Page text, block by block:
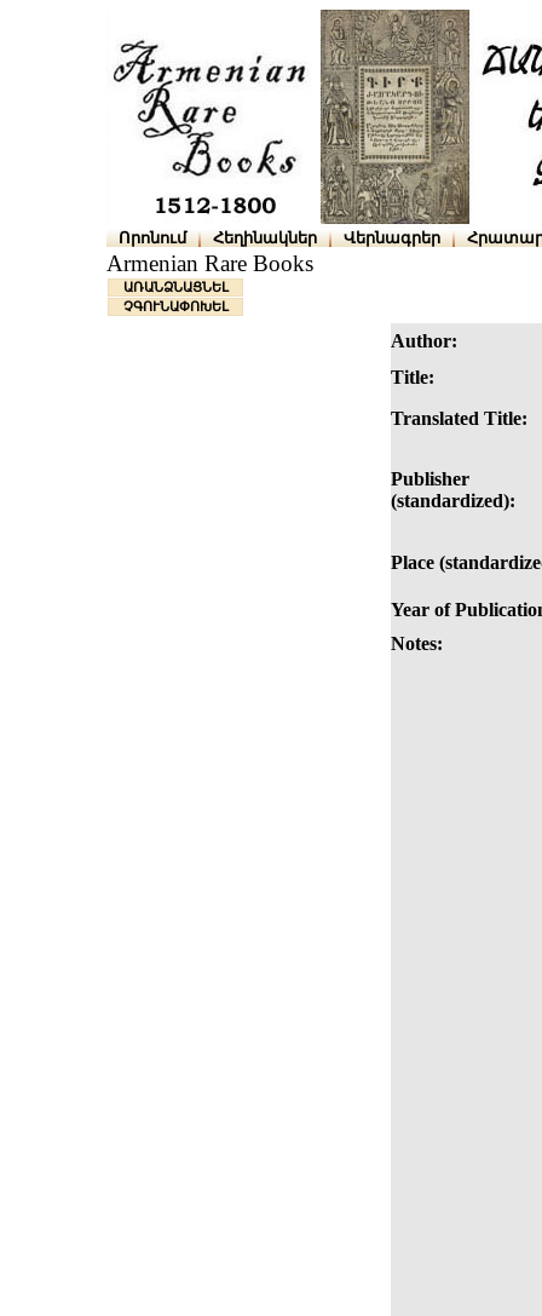
Որոնում Հեղինակներ Վերնագրեր
Armenian Rare Books
ԱՌԱՆՁՆԱՑՆԵԼ
ՉԳՈՒՆԱՓՈԽԵԼ
Author:
Title:
Translated Title:
Publisher
(standardized):
Place
Year of
Notes: